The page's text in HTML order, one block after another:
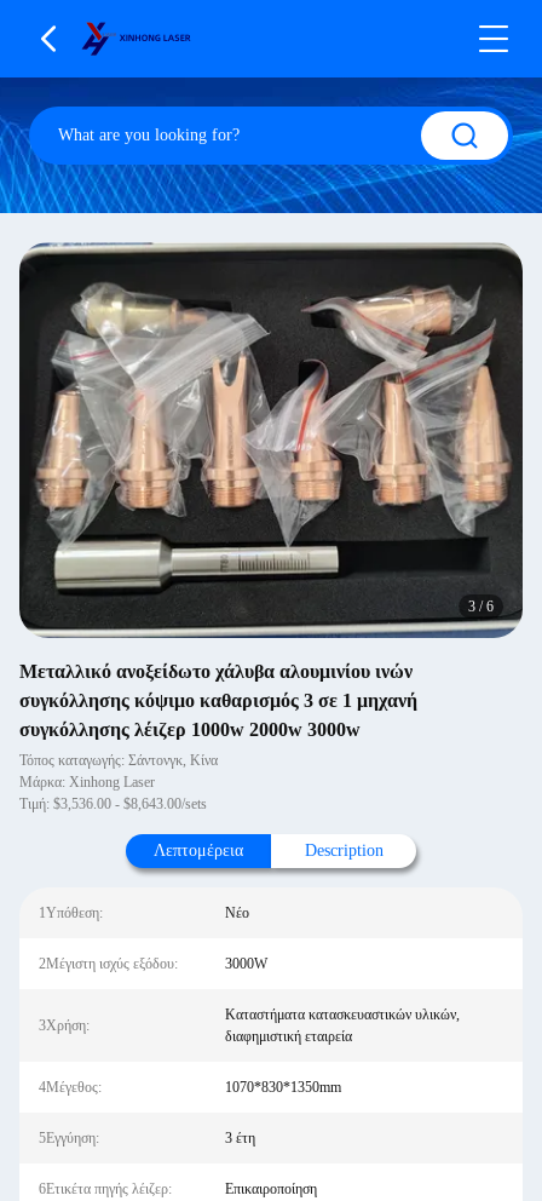
4 /6
Μεταλλικό ανοξείδωτο χάλυβα αλουμινίου ινών
συγκόλλησης κόψιμο καθαρισμός 3 σε 1 μηχανή
συγκόλλησης λέιζερ 1000w 2000w 3000w
Τόπος καταγωγής: Σάντονγκ, Κίνα
Μάρκα: Xinhong Laser
Τιμή: $3,536.00 - $8,643.00/sets
Λεπτομέρεια Description
1Υπόθεση: Νέο
2Μέγιστη ισχύς εξόδου: 3000W
3Χρήση:
Καταστήματα κατασκευαστικών υλικών,
διαφημιστική εταιρεία
4Μέγεθος: 1070*830*1350mm
5Εγγύηση: 3 έτη
6Ετικέτα πηγής λέιζερ: Επικαιροποίηση